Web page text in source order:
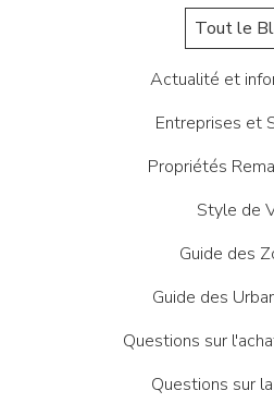
Tout le
Actualité et
Entreprises et
Propriétés
Style de
Guide des
Guide des
Questions sur
Questions sur